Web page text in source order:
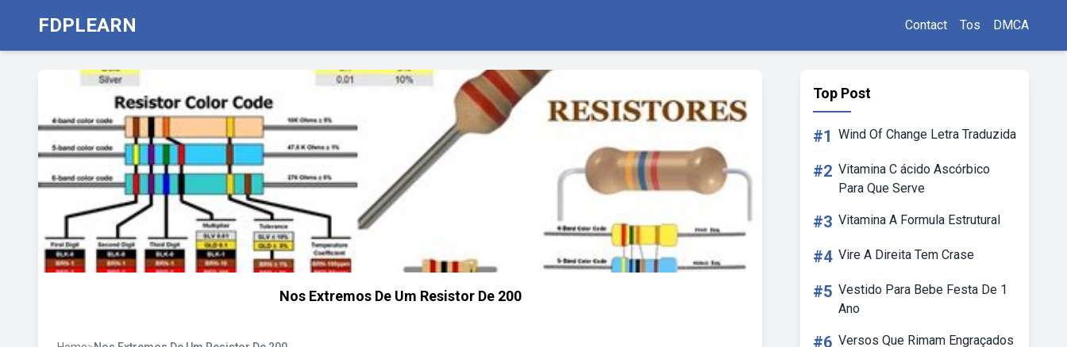
FDPLEARN Contact Tos DMCA
Nos Extremos De Um Resistor De 200
Top Post
#1 Wind Of Change Letra Traduzida
#2 Vitamina C ácido Ascórbico
Para Que Serve
#3 Vitamina A Formula Estrutural
#4 Vire A Direita Tem Crase
#5 Vestido Para Bebe Festa De 1
Ano
#6 Versos Que Rimam Engraçados